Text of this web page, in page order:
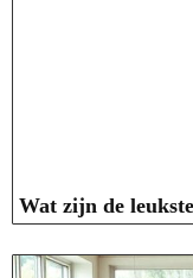
Wat zijn de